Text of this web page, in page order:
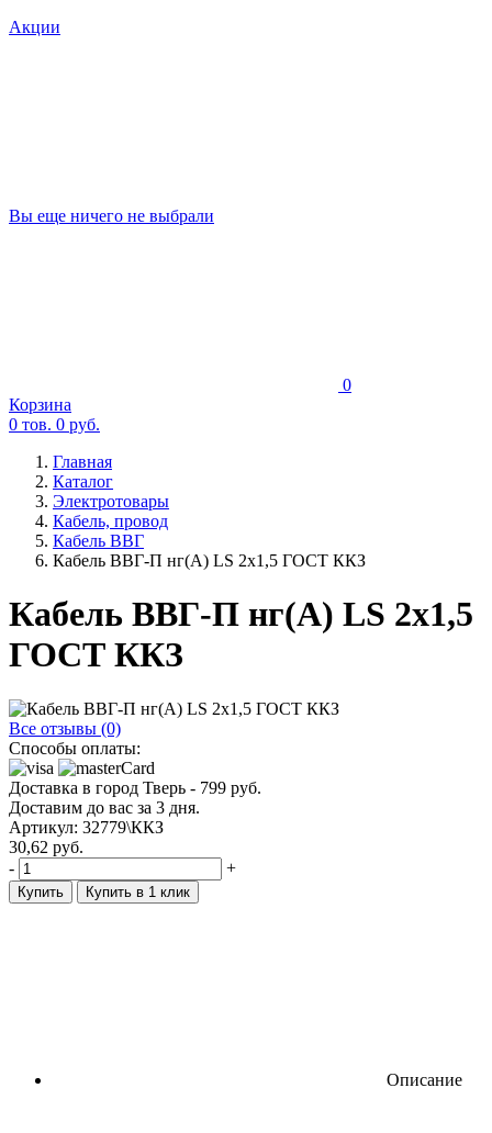
Акции
Вы еще ничего не выбрали
0
Корзина
0 тов. 0 руб.
Главная
Каталог
Электротовары
Кабель, провод
Кабель ВВГ
Кабель ВВГ-П нг(А) LS 2х1,5 ГОСТ ККЗ
Кабель ВВГ-П нг(А) LS 2х1,5
ГОСТ ККЗ
Все отзывы (0)
Способы оплаты:
Доставка в город Тверь - 799 руб.
Доставим до вас за 3 дня.
Артикул: 32779\ККЗ
30,62 руб.
-
+
Купить Купить в 1 клик
Описание